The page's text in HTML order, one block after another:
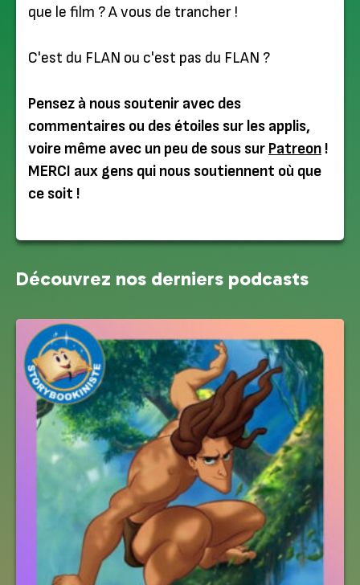
que le film ? A vous de trancher !
C'est du FLAN ou c'est pas du FLAN ?
Pensez à nous soutenir avec des
commentaires ou des étoiles sur les applis,
voire même avec un peu de sous sur Patreon !
MERCI aux gens qui nous soutiennent où que
ce soit !
Découvrez nos derniers podcasts